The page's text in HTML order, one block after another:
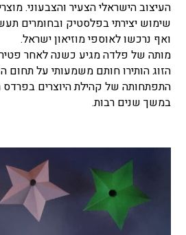
העיצוב הישראלי הצעיר והצבעוני.
שימוש יצירתי בפלסטיק ובחומרים
ואף נרכשו לאוספי מוזיאון ישראל.
מותה של פלדה מגיע כשנה לאחר
הזוג הותירו חותם משמעותי על תחום
התפתחותה של קהילת היוצרים
במשך שנים רבות.